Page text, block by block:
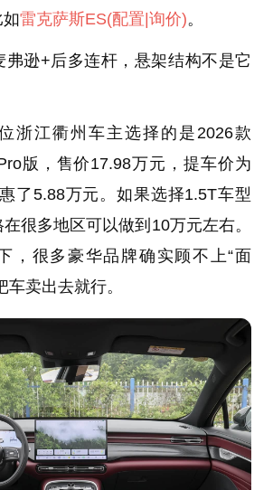
雷克萨斯ES(配置 |询价)。
弗逊+后多连杆，悬架结构不是它
浙江衢州车主选择的是2026款
版，售价17.98万元，提车价为
了5.88万元。如果选择1.5T车型
很多地区可以做到10万元左右。
，很多豪华品牌确实顾不上“面
车卖出去就行。